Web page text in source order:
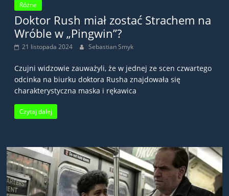
Różne
Doktor Rush miał zostać Strachem na
Wróble w „Pingwin”?
21 listopada 2024 Sebastian Smyk
Czujni widzowie zauważyli, że w jednej ze scen czwartego
odcinka na biurku doktora Rusha znajdowała się
charakterystyczna maska i rękawica
Czytaj dalej